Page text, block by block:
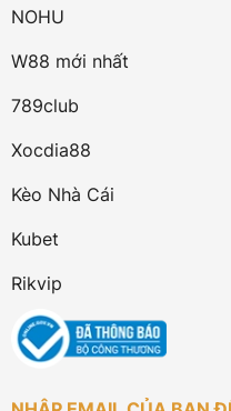
NOHU
W88 mới nhất
789club
Xocdia88
Kèo Nhà Cái
Kubet
Rikvip